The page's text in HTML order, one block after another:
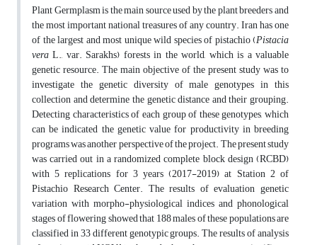
Plant Germplasm is the main source used by the plant breeders and
the most important national treasures of any country. Iran has one
of the largest and most unique wild species of pistachio (Pistacia
veraL., var. Sarakhs) forests in the world, which is a valuable
genetic resource. The main objective of the present study was to
investigate the genetic diversity of male genotypes in this
collection and determine the genetic distance and their grouping.
Detecting characteristics of each group of these genotypes, which
can be indicated the genetic value for productivity in breeding
programs was another perspective of the project. The present study
was carried outin a randomized complete blockdesign (RCBD)
with 5 replications for 3 years (2017-2019) at Station 2 of
Pistachio Research Center. The results of evaluation genetic
variation with morpho-physiological indices and phonological
stages of flowering showed that 188 males of these populations are
classified in 33 different genotypic groups.The results of analysis